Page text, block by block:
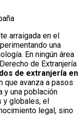
arraigada en el
una
En ningún área
de Extranjería
de extranjería en
que avanza a pasos
y una población
y globales, el
legal, sino